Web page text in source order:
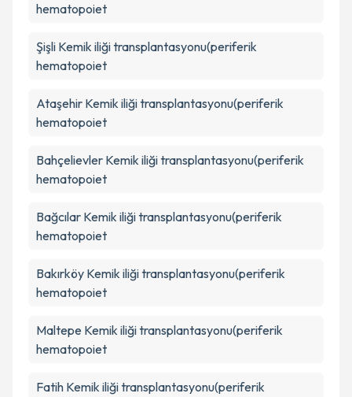
hematopoiet
Şişli Kemik iliği transplantasyonu(periferik
hematopoiet
Ataşehir Kemik iliği transplantasyonu(periferik
hematopoiet
Bahçelievler Kemik iliği transplantasyonu(periferik
hematopoiet
Bağcılar Kemik iliği transplantasyonu(periferik
hematopoiet
Bakırköy Kemik iliği transplantasyonu(periferik
hematopoiet
Maltepe Kemik iliği transplantasyonu(periferik
hematopoiet
Fatih Kemik iliği transplantasyonu(periferik